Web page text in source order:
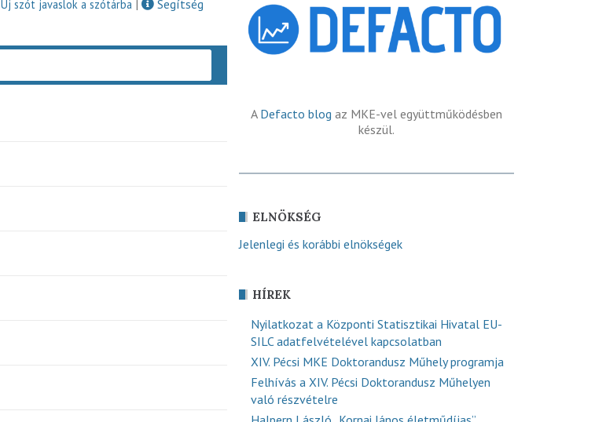
Új szót javaslok a szótárba |
Segítség
A Defacto blog az MKE-vel együttműködésben
készül.
ELNÖKSÉG
Jelenlegi és korábbi elnökségek
HÍREK
Nyilatkozat a Központi Statisztikai Hivatal EU-
SILC adatfelvételével kapcsolatban
XIV. Pécsi MKE Doktorandusz Műhely programja
Felhívás a XIV. Pécsi Doktorandusz Műhelyen
való részvételre